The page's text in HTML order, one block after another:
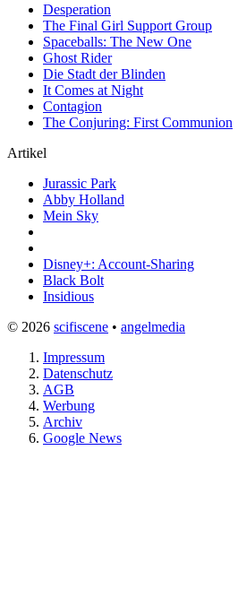
Desperation
The Final Girl Support Group
Spaceballs: The New One
Ghost Rider
Die Stadt der Blinden
It Comes at Night
Contagion
The Conjuring: First Communion
Artikel
Jurassic Park
Abby Holland
Mein Sky
Disney+: Account-Sharing
Black Bolt
Insidious
© 2026 scifiscene • angelmedia
Impressum
Datenschutz
AGB
Werbung
Archiv
Google News